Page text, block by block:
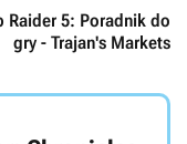
Raider 5: Poradnik do
gry - Trajan's Markets